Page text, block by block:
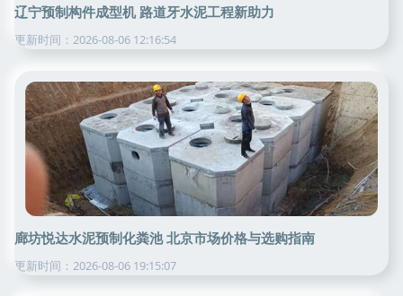
辽宁预制构件成型机 路道牙水泥工程新助力
更新时间：2026-08-06 12:16:54
廊坊悦达水泥预制化粪池 北京市场价格与选购指南
更新时间：2026-08-06 19:15:07